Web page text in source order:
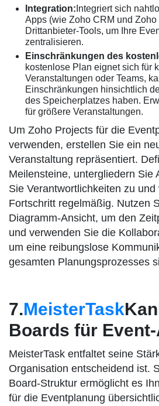
Integration: Integriert sich
Apps (wie Zoho CRM und Zoho
Drittanbieter-Tools, um Ihre
zentralisieren.
Einschränkungen des
kostenlose Plan eignet sich für
Veranstaltungen oder Teams,
Einschränkungen hinsichtlich
des Speicherplatzes haben.
für größere Veranstaltungen.
Um Zoho Projects für die
verwenden, erstellen Sie ein
Veranstaltung repräsentiert.
Meilensteine, untergliedern Sie
Sie Verantwortlichkeiten zu
Fortschritt regelmäßig. Nutzen
Diagramm-Ansicht, um den
und verwenden Sie die
um eine reibungslose
gesamten Planungsprozesses
7.MeisterTask
Boards für
MeisterTask entfaltet seine
Organisation entscheidend ist.
Board-Struktur ermöglicht es
für die Eventplanung